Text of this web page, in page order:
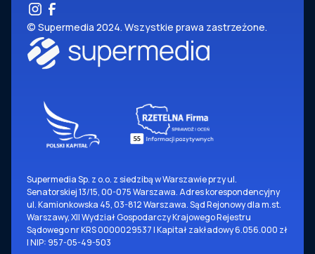
© Supermedia 2024. Wszystkie prawa zastrzeżone.
Supermedia Sp. z o.o. z siedzibą w Warszawie przy ul.
Senatorskiej 13/15, 00-075 Warszawa. Adres korespondencyjny
ul. Kamionkowska 45, 03-812 Warszawa. Sąd Rejonowy dla m.st.
Warszawy, XII Wydział Gospodarczy Krajowego Rejestru
Sądowego nr KRS 0000029537 | Kapitał zakładowy 6.056.000 zł
| NIP: 957-05-49-503